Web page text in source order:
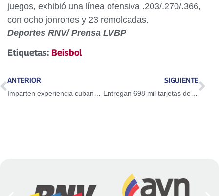
juegos, exhibió una línea ofensiva .203/.270/.366,
con ocho jonrones y 23 remolcadas.
Deportes RNV/ Prensa LVBP
Etiquetas: Beisbol
ANTERIOR
Imparten experiencia cubana en medicina deportiva
SIGUIENTE
Entregan 698 mil tarjetas de Hogares de la Patria a mujeres de Caracas